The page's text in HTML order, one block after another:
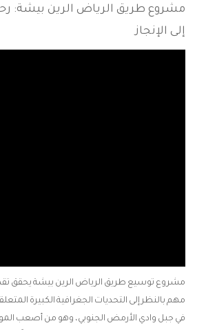
مشروع طريق الرياض الرين بيشة:
إلى الإنجاز
مشروع توسيع طريق الرياض الرين بيشة يحقق
مهم بالنظر إلى التحديات الجغرافية الكبيرة
في جبل وادي الأرمض الجنوبي، وهو من أصعب